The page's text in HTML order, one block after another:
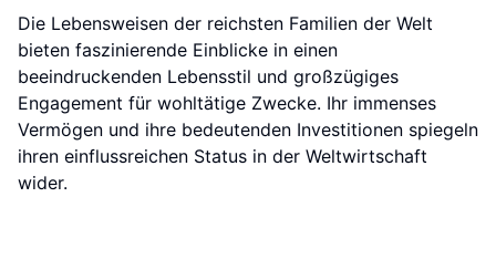
Die Lebensweisen der reichsten Familien der Welt
bieten faszinierende Einblicke in einen
beeindruckenden Lebensstil und großzügiges
Engagement für wohltätige Zwecke. Ihr immenses
Vermögen und ihre bedeutenden Investitionen spiegeln
ihren einflussreichen Status in der Weltwirtschaft
wider.